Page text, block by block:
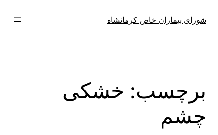
شورای بیماران خاص کرمانشاه
برچسب: خشکی
چشم